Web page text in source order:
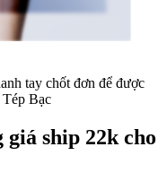
tay chốt đơn để được
Tép Bạc
ship 22k cho